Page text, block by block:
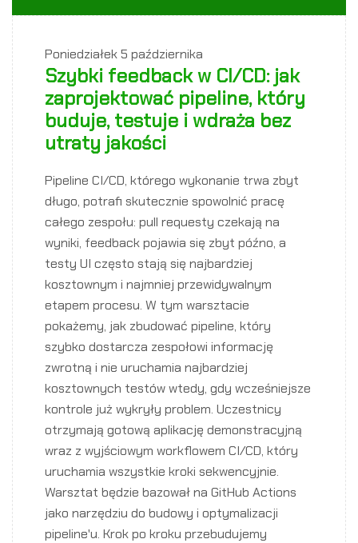
Poniedziałek5 października
Szybki feedback w CI/CD: jak
zaprojektować pipeline, który
buduje, testuje i wdraża bez
utraty jakości
Pipeline CI/CD, którego wykonanie trwa zbyt
długo, potrafi skutecznie spowolnić pracę
całego zespołu: pull requesty czekają na
wyniki, feedback pojawia się zbyt późno, a
testy UI często stają się najbardziej
kosztownym i najmniej przewidywalnym
etapem procesu. W tym warsztacie
pokażemy, jak zbudować pipeline, który
szybko dostarcza zespołowi informację
zwrotną i nie uruchamia najbardziej
kosztownych testów wtedy, gdy wcześniejsze
kontrole już wykryły problem. Uczestnicy
otrzymają gotową aplikację demonstracyjną
wraz z wyjściowym workflowem CI/CD, który
uruchamia wszystkie kroki sekwencyjnie.
Warsztat będzie bazował na GitHub Actions
jako narzędziu do budowy i optymalizacji
pipeline'u. Krok po kroku przebudujemy